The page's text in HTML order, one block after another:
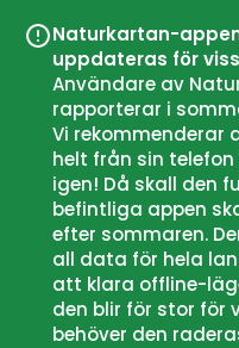
Naturkartan-
uppdateras för
Användare av
rapporterar i
Vi rekommenderar
helt från sin
igen! Då skall den
befintliga appen
efter sommaren.
all data för hela
att klara offline-
den blir för stor för
behöver den